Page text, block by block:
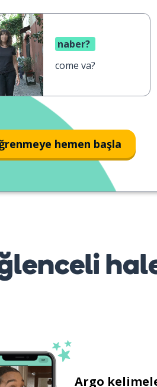
naber?
come va?
hemen başla
Argo